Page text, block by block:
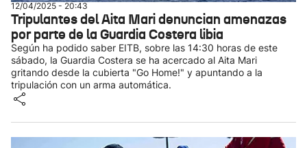
12/04/2025 - 20:43
Tripulantes del Aita Mari denuncian amenazas
por parte de la Guardia Costera libia
Según ha podido saber EITB, sobre las 14:30 horas de este
sábado, la Guardia Costera se ha acercado al Aita Mari
gritando desde la cubierta "Go Home!" y apuntando a la
tripulación con un arma automática.